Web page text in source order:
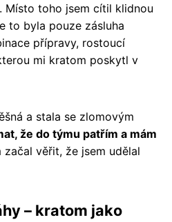
Místo toho jsem cítil klidnou
to byla pouze zásluha
přípravy, rostoucí
mi kratom poskytl v
a stala se zlomovým
že do týmu patřím a mám
začal věřit, že jsem udělal
– kratom jako